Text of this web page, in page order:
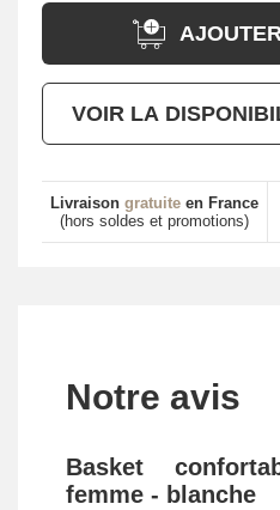
VOIR LA
Livraison gratuite en France
(hors soldes et promotions)
Notre avis
Basket
femme - blanche